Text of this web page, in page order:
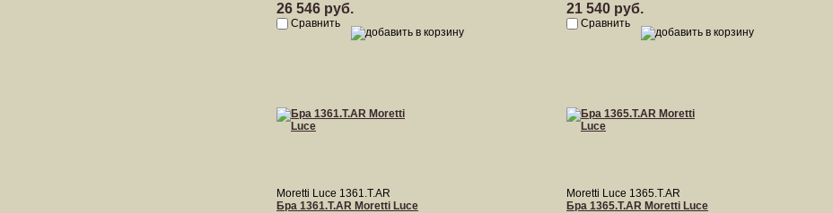
26 546 руб.
Сравнить
21 540 руб.
Сравнить
Moretti Luce 1361.T.AR
Бра 1361.T.AR Moretti Luce
Moretti Luce 1365.T.AR
Бра 1365.T.AR Moretti Luce